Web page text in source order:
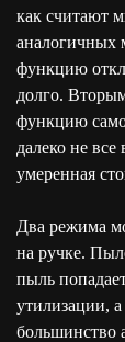
как считают
аналогичных
функцию
долго.
функцию
далеко не
умеренная
Два режима
на ручке.
пыль
утилизации,
большинство